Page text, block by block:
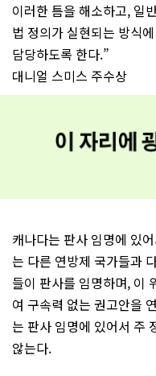
이러한 틈을 해소하고, 일
법 정의가 실현되는 방식
담당하도록 한다.”
대니얼 스미스 주수상
캐나다는 판사 임명에 있
는 다른 연방제 국가들과
들이 판사를 임명하며, 이
여 구속력 없는 권고안을
는 판사 임명에 있어서 주
않는다.